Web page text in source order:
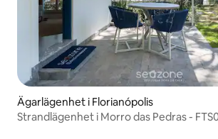
Ägarlägenhet i Florianópolis
Strandlägenhet i Morro das Pedras -